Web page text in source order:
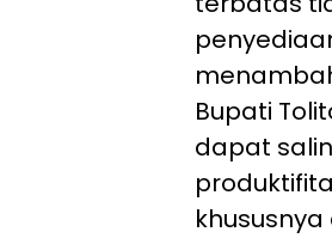
Bupati
dapat